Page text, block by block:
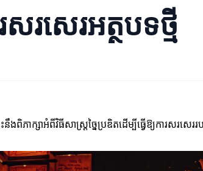
រសេរ​អត្ថបទថ្មី
ងពិភាក្សាអំពីវិធីសាស្ត្រច្នៃប្រឌិតដើម្បីធ្វើឱ្យការសរសេ